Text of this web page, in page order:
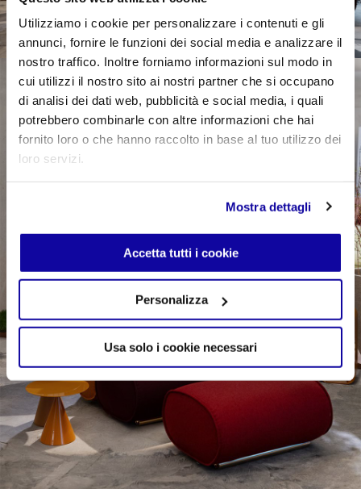
Utilizziamo i cookie per personalizzare i contenuti e gli
annunci, fornire le funzioni dei social media e analizzare il
nostro traffico. Inoltre forniamo informazioni sul modo in
cui utilizzi il nostro sito ai nostri partner che si occupano
di analisi dei dati web, pubblicità e social media, i quali
potrebbero combinarle con altre informazioni che hai
fornito loro o che hanno raccolto in base al tuo utilizzo dei
loro servizi.
Mostra dettagli
Accetta tutti i cookie
Personalizza
Usa solo i cookie necessari